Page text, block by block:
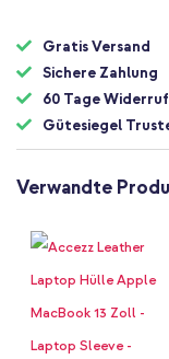
Gratis Versand
Sichere Zahlung
60 Tage
Gütesiegel
Verwandte